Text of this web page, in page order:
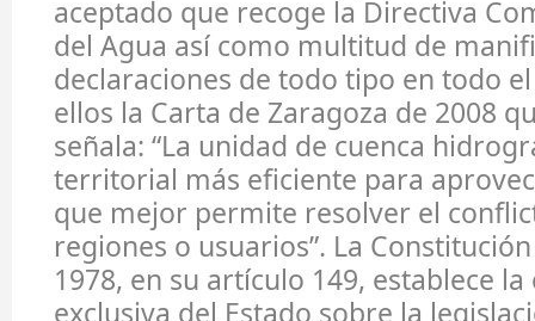
aceptado que recoge la Directiva
del Agua así como multitud de
declaraciones de todo tipo en todo
ellos la Carta de Zaragoza de 2008
señala: “La unidad de cuenca
territorial más eficiente para
que mejor permite resolver el
regiones o usuarios”. La
1978, en su artículo 149, establece
exclusiva del Estado sobre la